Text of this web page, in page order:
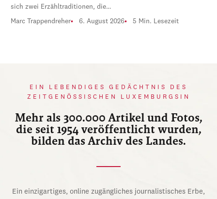
sich zwei Erzähltraditionen, die…
Marc Trappendreher 6. August 2026 5 Min. Lesezeit
EIN LEBENDIGES GEDÄCHTNIS DES
ZEITGENÖSSISCHEN LUXEMBURGSIN
Mehr als 300.000 Artikel und Fotos,
die seit 1954 veröffentlicht wurden,
bilden das Archiv des Landes.
Ein einzigartiges, online zugängliches journalistisches Erbe,